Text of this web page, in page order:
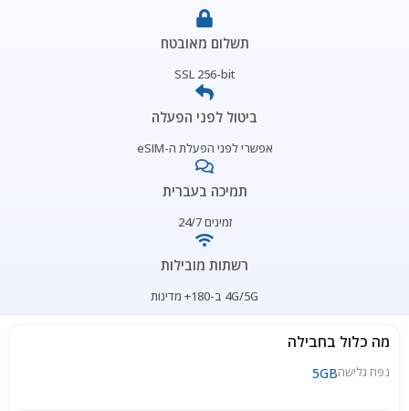
תשלום מאובטח
SSL 256-bit
ביטול לפני הפעלה
אפשרי לפני הפעלת ה-eSIM
תמיכה בעברית
זמינים 24/7
רשתות מובילות
4G/5G ב-180+ מדינות
מה כלול בחבילה
נפח גלישה5GB